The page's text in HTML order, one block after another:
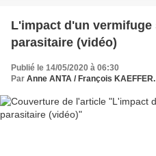
L'impact d'un
parasitaire (vidéo)
Publié le 14/05/2020 à 06:30
Par Anne ANTA / François